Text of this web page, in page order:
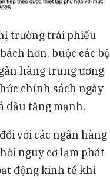
trường trái phiếu
hơn, buộc các bộ
hàng trung ương
chính sách ngày
dầu tăng mạnh.
với các ngân hàng
nguy cơ lạm phát
động kinh tế khi